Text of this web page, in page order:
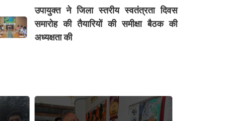
उपायुक्त ने जिला स्तरीय स्वतंत्रता दिवस
समारोह की तैयारियों की समीक्षा बैठक की
अध्यक्षता की